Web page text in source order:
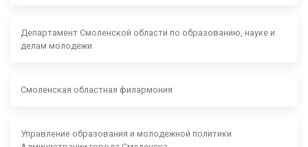
Департамент Смоленской области по образованию, науке и
делам молодежи
Смоленская областная филармония
Управление образования и молодежной политики